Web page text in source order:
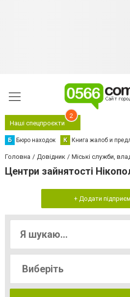
Наші спецпроєкти
2
Б Бюро находок К Книга жалоб и
Головна Довідник Міські служби,
Центри зайнятості
+ Додати